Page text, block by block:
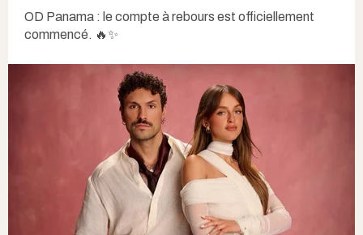
OD Panama : le compte à rebours est officiellement
commencé. 🔥✨